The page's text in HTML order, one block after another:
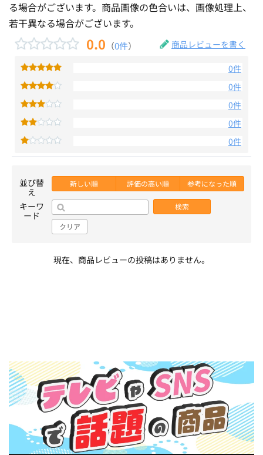
る場合がございます。商品画像の色合いは、画像処理上、
若干異なる場合がございます。
0.0 （0件） 商品レビューを書く
0件
0件
0件
0件
0件
並び替
え
新しい順 評価の高い順 参考になった順
キーワ
ード
検索
クリア
現在、商品レビューの投稿はありません。